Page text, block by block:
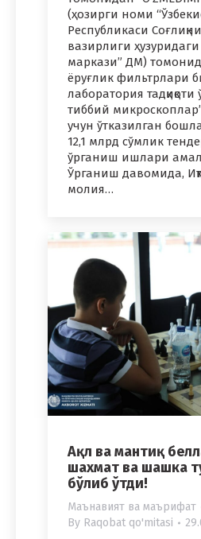
(ҳозирги номи
Республикаси
вазирлиги
маркази” ДМ)
ёруғлик фильтрлари
лаборатория
тиббий
учун ўтказилган
12,1 млрд сўмлик
ўрганиш ишлари
Ўрганиш давомида,
молия…
Ақл ва мантиқ
шахмат ва шашка
бўлиб ўтди!
Маънавият ва маърифат
By Raqobat qo'mitasi